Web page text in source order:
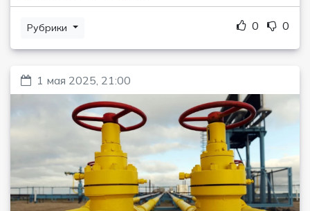
Рубрики 0 0
1 мая 2025, 21:00